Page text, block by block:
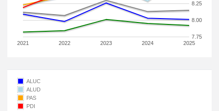
2021 2022 2023 2024 2025
7.75
8.00
8.25
ALUC
ALUD
PAS
PDI